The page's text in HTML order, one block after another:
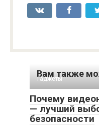
Вам также
Гаджеты
Почему
— лучший
безопасности